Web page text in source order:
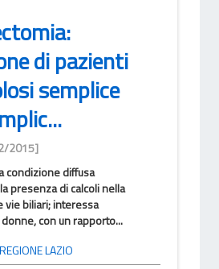
di pazienti
semplice
2015]
condizione diffusa
presenza di calcoli nella
vie biliari; interessa
con un rapporto...
REGIONE LAZIO